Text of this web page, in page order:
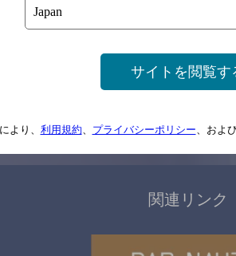
サイトマップ ご意見・ご感想
報については、
情報提供：ぐるなび
関連リンク
サイトを閲覧す
より、 利用規約 プライバシーポリシー 、およ